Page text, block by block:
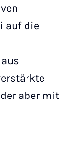
auf die
aber mit